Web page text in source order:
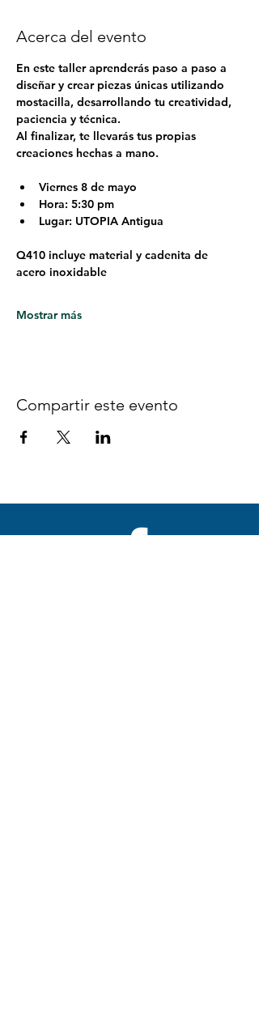
Acerca del evento
En este taller aprenderás paso a paso a
diseñar y crear piezas únicas utilizando
mostacilla, desarrollando tu creatividad,
paciencia y técnica.
Al finalizar, te llevarás tus propias
creaciones hechas a mano.
Viernes 8 de mayo
Hora: 5:30 pm
Lugar: UTOPIA Antigua
Q410 incluye material y cadenita de
acero inoxidable
Mostrar más
Compartir este evento